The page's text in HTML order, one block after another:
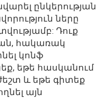
ընկերության
ները
Դուք
հակառակ
կոնֆ
եթե հասկանում
և եթե գիտեք
այն